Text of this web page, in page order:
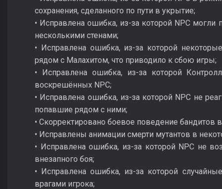
сохранения, сделанного по пути в укрытие;
• Исправлена ошибка, из-за которой NPC могли
несколькими стенами;
• Исправлена ошибка, из-за которой
рядом с Малахитом, что приводило к сбою игры;
• Исправлена ошибка, из-за которой
воскрешённых NPC;
• Исправлена ошибка, из-за которой NPC не
попавшие рядом с ними;
• Скорректировано боевое поведение бандитов
• Исправлены анимации смерти мутантов в
• Исправлена ошибка, из-за которой NPC не
внезапного боя;
• Исправлена ошибка, из-за которой
врагами игрока;